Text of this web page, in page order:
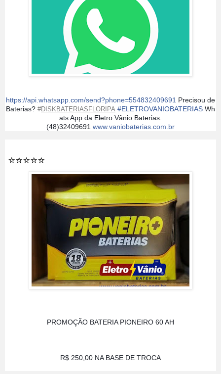
https://api.whatsapp.com/send?phone=554832409691 Precisou de
Baterias? #DISKBATERIASFLORIPA #ELETROVANIOBATERIAS Wh
ats App da Eletro Vânio Baterias:
(48)32409691 www.vaniobaterias.com.br
⭐️⭐️⭐️⭐️⭐️
PROMOÇÃO BATERIA PIONEIRO 60 AH
R$ 250,00 NA BASE DE TROCA